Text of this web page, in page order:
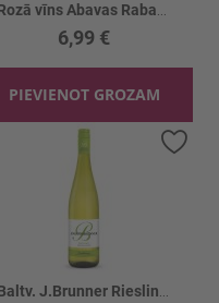
6,99 €
PIEVIENOT GROZAM